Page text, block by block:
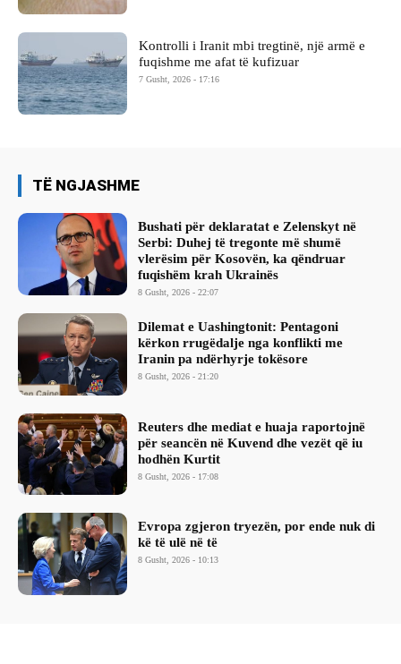
Kontrolli i Iranit mbi tregtinë, një armë e
fuqishme me afat të kufizuar
7 Gusht, 2026 - 17:16
TË NGJASHME
Bushati për deklaratat e Zelenskyt në
Serbi: Duhej të tregonte më shumë
vlerësim për Kosovën, ka qëndruar
fuqishëm krah Ukrainës
8 Gusht, 2026 - 22:07
Dilemat e Uashingtonit: Pentagoni
kërkon rrugëdalje nga konflikti me
Iranin pa ndërhyrje tokësore
8 Gusht, 2026 - 21:20
Reuters dhe mediat e huaja raportojnë
për seancën në Kuvend dhe vezët që iu
hodhën Kurtit
8 Gusht, 2026 - 17:08
Evropa zgjeron tryezën, por ende nuk di
kë të ulë në të
8 Gusht, 2026 - 10:13